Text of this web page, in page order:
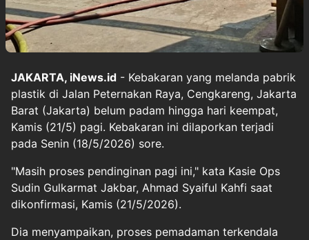
JAKARTA, iNews.id - Kebakaran yang melanda pabrik
plastik di Jalan Peternakan Raya, Cengkareng, Jakarta
Barat (Jakarta) belum padam hingga hari keempat,
Kamis (21/5) pagi. Kebakaran ini dilaporkan terjadi
pada Senin (18/5/2026) sore.
"Masih proses pendinginan pagi ini," kata Kasie Ops
Sudin Gulkarmat Jakbar, Ahmad Syaiful Kahfi saat
dikonfirmasi, Kamis (21/5/2026).
Dia menyampaikan, proses pemadaman terkendala